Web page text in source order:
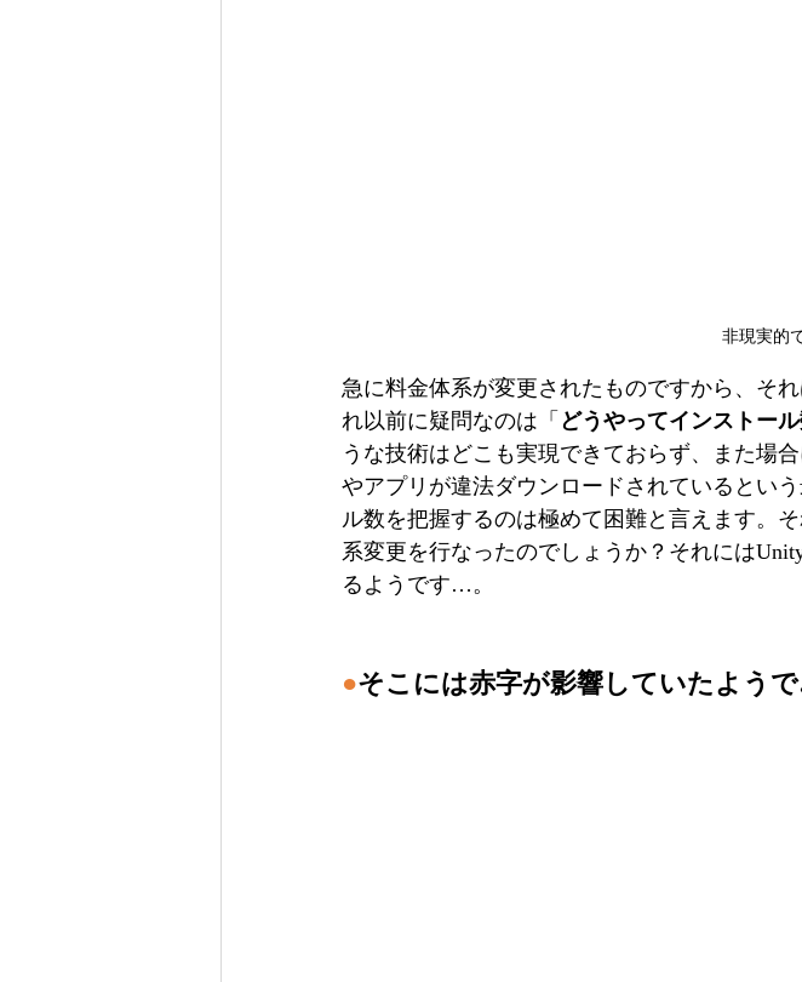
非現実的
急に料金体系が変更されたものですから、そ
れ以前に疑問なのは「 どうやってインストー
うな技術はどこも実現できておらず、また場
やアプリが違法ダウンロードされているとい
ル数を把握するのは極めて困難と言えます。
系変更を行なったのでしょうか？それには
るようです…。
●そこには赤字が影響していたよう